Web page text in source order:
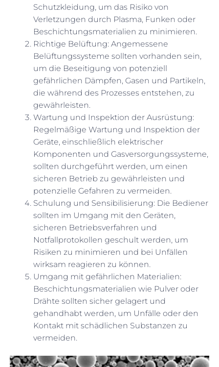
Schutzkleidung, um das Risiko von
Verletzungen durch Plasma, Funken oder
Beschichtungsmaterialien zu minimieren.
Richtige Belüftung: Angemessene
Belüftungssysteme sollten vorhanden sein,
um die Beseitigung von potenziell
gefährlichen Dämpfen, Gasen und Partikeln,
die während des Prozesses entstehen, zu
gewährleisten.
Wartung und Inspektion der Ausrüstung:
Regelmäßige Wartung und Inspektion der
Geräte, einschließlich elektrischer
Komponenten und Gasversorgungssysteme,
sollten durchgeführt werden, um einen
sicheren Betrieb zu gewährleisten und
potenzielle Gefahren zu vermeiden.
Schulung und Sensibilisierung: Die Bediener
sollten im Umgang mit den Geräten,
sicheren Betriebsverfahren und
Notfallprotokollen geschult werden, um
Risiken zu minimieren und bei Unfällen
wirksam reagieren zu können.
Umgang mit gefährlichen Materialien:
Beschichtungsmaterialien wie Pulver oder
Drähte sollten sicher gelagert und
gehandhabt werden, um Unfälle oder den
Kontakt mit schädlichen Substanzen zu
vermeiden.